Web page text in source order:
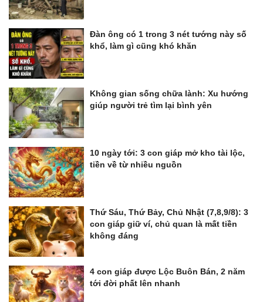
Đàn ông có 1 trong 3 nét tướng này số
khổ, làm gì cũng khó khăn
Không gian sống chữa lành: Xu hướng
giúp người trẻ tìm lại bình yên
10 ngày tới: 3 con giáp mở kho tài lộc,
tiền về từ nhiều nguồn
Thứ Sáu, Thứ Bảy, Chủ Nhật (7,8,9/8): 3
con giáp giữ ví, chủ quan là mất tiền
không đáng
4 con giáp được Lộc Buôn Bán, 2 năm
tới đời phất lên nhanh